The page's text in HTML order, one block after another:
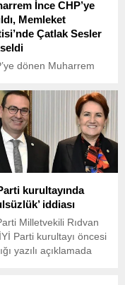
barınma sorunu
önemli bir
olduğunu
İnce CHP’ye
Memleket
Çatlak Sesler
dönen Muharrem
katılın” çağrısı
Ancak partide bir grup
devam etme kararı
Kurultay 19-20
yapılacak.
kurultayında
iddiası
Milletvekili Rıdvan
Parti kurultayı öncesi
yazılı açıklamada